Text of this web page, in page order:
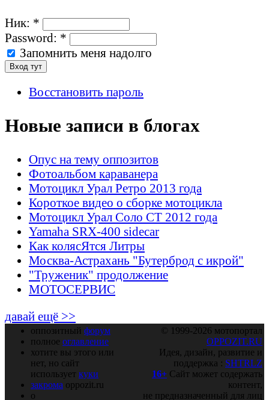
Ник: *
Password: *
Запомнить меня надолго
Восстановить пароль
Новые записи в блогах
Опус на тему оппозитов
Фотоальбом караванера
Мотоцикл Урал Ретро 2013 года
Короткое видео о сборке мотоцикла
Мотоцикл Урал Соло СТ 2012 года
Yamaha SRX-400 sidecar
Как колясЯтся Литры
Москва-Астрахань "Бутерброд с икрой"
"Труженик" продолжение
МОТОСЕРВИС
давай ещё >>
оппозитный форум
полное оглавление
хотите вы этого или
нет, но сайт
использует куки
закрома oppozit.ru
о
© 1999-2026 мотопортал
OPPOZIT.RU
Идея, дизайн, развитие и
поддержка : SHTRLZ
16+ Сайт может содержать
контент,
не предназначенный для лиц